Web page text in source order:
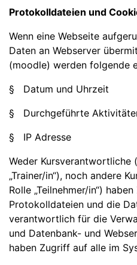
Protokolldateien und
Wenn eine Webseite
Daten an Webserver
(moodle) werden folgende
§ Datum und Uhrzeit
§ Durchgeführte
§ IP Adresse
Weder Kursverantwortliche
„Trainer/in“), noch andere
Rolle „Teilnehmer/in“)
Protokolldateien und die
verantwortlich für die
und Datenbank- und
haben Zugriff auf alle im